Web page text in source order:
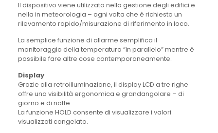
Il dispositivo viene utilizzato nella gestione degli edifici e
nella in meteorologia – ogni volta che è richiesto un
rilevamento rapido/misurazione di riferimento in loco.
La semplice funzione di allarme semplifica il
monitoraggio della temperatura “in parallelo” mentre è
possibile fare altre cose contemporaneamente.
Display
Grazie alla retroilluminazione, il display LCD a tre righe
offre una visibilità ergonomica e grandangolare – di
giorno e di notte.
La funzione HOLD consente di visualizzare i valori
visualizzati congelato.